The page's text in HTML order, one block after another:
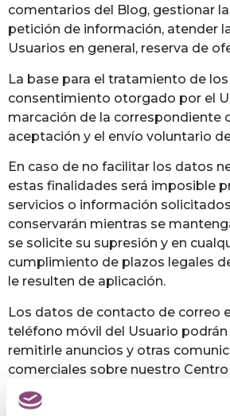
comentarios del Blog, gestionar
petición de información, atender
Usuarios en general, reserva de
La base para el tratamiento de
consentimiento otorgado por el
marcación de la correspondiente
aceptación y el envío voluntario
En caso de no facilitar los datos
estas finalidades será imposible
servicios o información
conservarán mientras se
se solicite su supresión y en
cumplimiento de plazos legales
le resulten de aplicación.
Los datos de contacto de correo
teléfono móvil del Usuario
remitirle anuncios y otras
comerciales sobre nuestro Centro
siempre que Ud. lo haya
con la marcación de la